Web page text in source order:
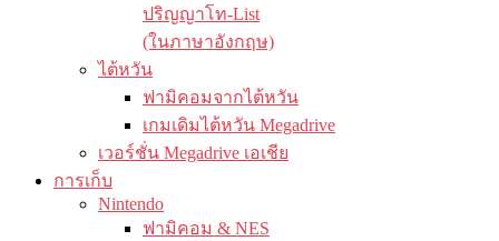
ปริญญาโท-List
(ในภาษาอังกฤษ)
ไต้หวัน
ฟามิคอมจากไต้หวัน
เกมเดิมไต้หวัน Megadrive
เวอร์ชั่น Megadrive เอเชีย
การเก็บ
Nintendo
ฟามิคอม & NES